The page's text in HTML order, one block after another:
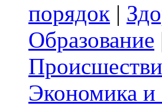
порядок |
Образование
Экономика и